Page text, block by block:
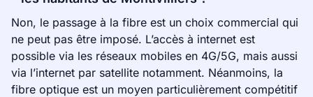
Non, le passage à la fibre est un choix commercial qui
ne peut pas être imposé. L’accès à internet est
possible via les réseaux mobiles en 4G/5G, mais aussi
via l’internet par satellite notamment. Néanmoins, la
fibre optique est un moyen particulièrement compétitif